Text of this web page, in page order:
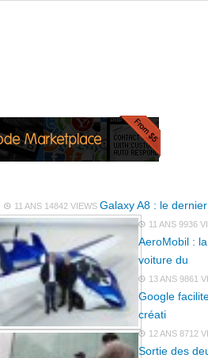
11 ANS 14842 VIEWS Galaxy A8 : le
11 ANS 9936
AeroMobil : la
voiture du
13 ANS 9861
Google
créati
12 ANS 8712
Sortie des